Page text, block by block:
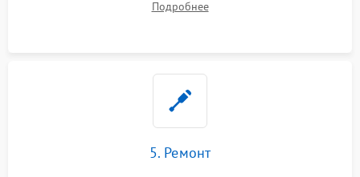
Подробнее
5. Ремонт